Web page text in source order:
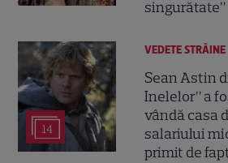
singurătate”
14
VEDETE STRĂINE
Sean Astin
Inelelor” a
vândă casa
salariului
primit de